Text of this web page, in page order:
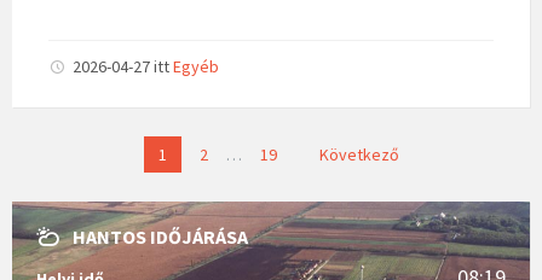
2026-04-27ittEgyéb
j
e
g
1 2 … 19 Következő
HANTOS IDŐJÁRÁSA